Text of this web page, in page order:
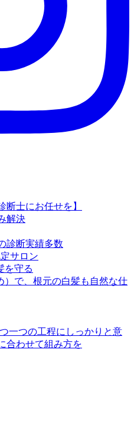
断士にお任せを】
解決
診断実績多数
サロン
を守る
）で、根元の白髪も自然な仕
一つの工程にしっかりと意
合わせて組み方を